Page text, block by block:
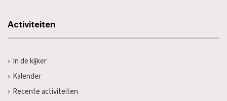
Activiteiten
In de kijker
Kalender
Recente activiteiten